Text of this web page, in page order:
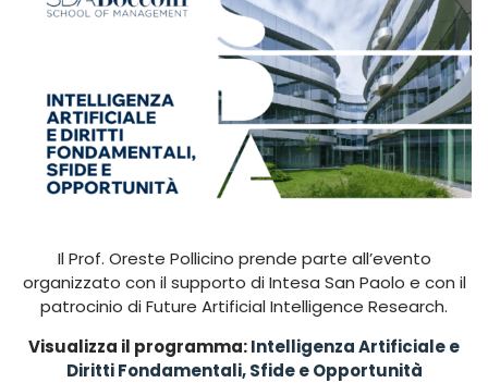
Il Prof. Oreste Pollicino prende parte all’evento
organizzato con il supporto di Intesa San Paolo e con il
patrocinio di Future Artificial Intelligence Research.
Visualizza il programma:Intelligenza Artificiale e
Diritti Fondamentali, Sfide e Opportunità